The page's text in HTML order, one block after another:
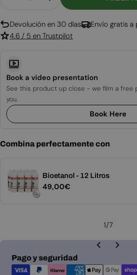
Disminuir Cantidad Para
Aumentar Cantidad
Devolución en 30 días
Envío gratis
4.6 / 5 en Trustpilot
Book a video presentation
See this product up close - we film a free
you.
Book Here
Combina perfectamente con
Bioetanol - 12 Litros
Precio
49,00€
1/7
Pago y seguridad
Métodos
de